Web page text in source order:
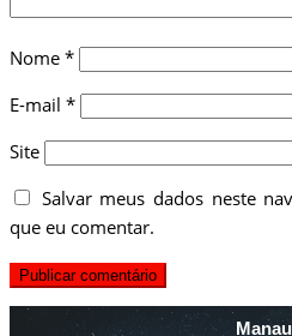
Nome *
E-mail *
Site
Salvar meus dados neste
que eu comentar.